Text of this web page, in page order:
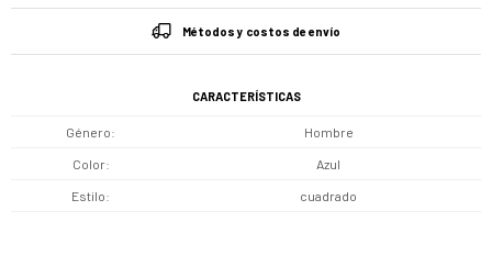
Métodos y costos de envío
CARACTERÍSTICAS
Género Hombre
Color Azul
Estilo cuadrado